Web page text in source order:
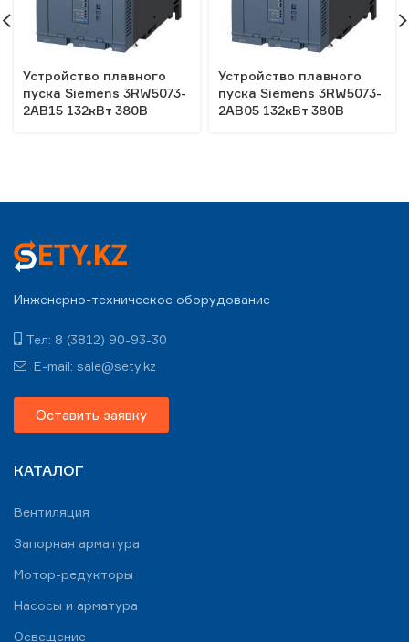
Устройство плавного
пуска Siemens 3RW5073-
2AB15 132кВт 380В
Устройство плавного
пуска Siemens 3RW5073-
2AB05 132кВт 380В
Инженерно-техническое оборудование
Тел: 8 (3812) 90-93-30
E-mail: sale@sety.kz
Оставить заявку
КАТАЛОГ
Вентиляция
Запорная арматура
Мотор-редукторы
Насосы и арматура
Освещение